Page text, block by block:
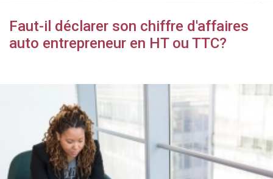
Faut-il déclarer son chiffre d'affaires
auto entrepreneur en HT ou TTC?